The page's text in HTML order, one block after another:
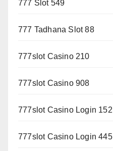
777 Slot 549
777 Tadhana Slot 88
777slot Casino 210
777slot Casino 908
777slot Casino Login 152
777slot Casino Login 445